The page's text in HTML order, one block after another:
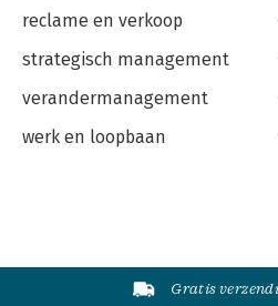
reclame en verkoop
strategisch management
verandermanagement
werk en loopbaan
Gratis